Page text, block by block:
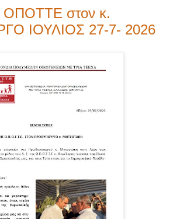
στον κ.
ΙΟΥΛΙΟΣ 27-7- 2026